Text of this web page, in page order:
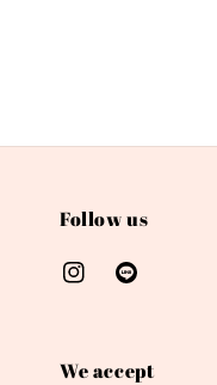
Follow us
We accept